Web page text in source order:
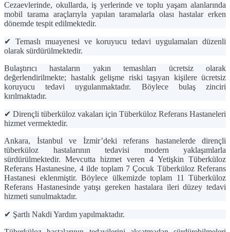
Cezaevlerinde, okullarda, iş yerlerinde ve toplu yaşam alanlarında
mobil tarama araçlarıyla yapılan taramalarla olası hastalar erken
dönemde tespit edilmektedir.
✔ Temaslı muayenesi ve koruyucu tedavi uygulamaları düzenli
olarak sürdürülmektedir.
Bulaştırıcı hastaların yakın temaslıları ücretsiz olarak
değerlendirilmekte; hastalık gelişme riski taşıyan kişilere ücretsiz
koruyucu tedavi uygulanmaktadır. Böylece bulaş zinciri
kırılmaktadır.
✔ Dirençli tüberküloz vakaları için Tüberküloz Referans Hastaneleri
hizmet vermektedir.
Ankara, İstanbul ve İzmir’deki referans hastanelerde dirençli
tüberküloz hastalarının tedavisi modern yaklaşımlarla
sürdürülmektedir. Mevcutta hizmet veren 4 Yetişkin Tüberküloz
Referans Hastanesine, 4 ilde toplam 7 Çocuk Tüberküloz Referans
Hastanesi eklenmiştir. Böylece ülkemizde toplam 11 Tüberküloz
Referans Hastanesindeyatışı gereken hastalara ileri düzey tedavi
hizmeti sunulmaktadır.
✔ Şartlı Nakdi Yardım yapılmaktadır.